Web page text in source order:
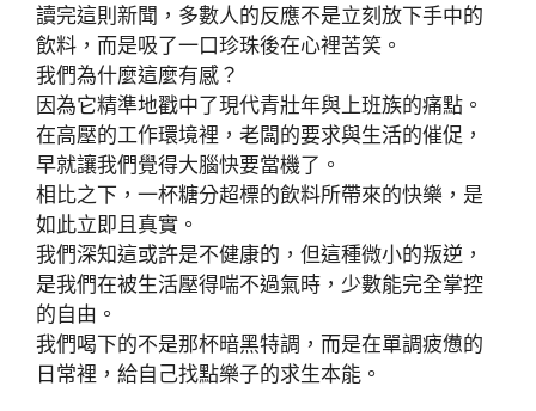
讀完這則新聞，多數人的反應不是立刻放下手中的
飲料，而是吸了一口珍珠後在心裡苦笑。
我們為什麼這麼有感？
因為它精準地戳中了現代青壯年與上班族的痛點。
在高壓的工作環境裡，老闆的要求與生活的催促，
早就讓我們覺得大腦快要當機了。
相比之下，一杯糖分超標的飲料所帶來的快樂，是
如此立即且真實。
我們深知這或許是不健康的，但這種微小的叛逆，
是我們在被生活壓得喘不過氣時，少數能完全掌控
的自由。
我們喝下的不是那杯暗黑特調，而是在單調疲憊的
日常裡，給自己找點樂子的求生本能。